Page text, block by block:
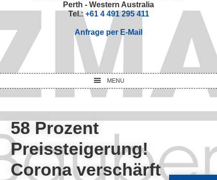
Perth - Western Australia
Tel.:+61 4 491 295 411
Anfrage per E-Mail
MENU
58 Prozent
Preissteigerung!
Corona verschärft